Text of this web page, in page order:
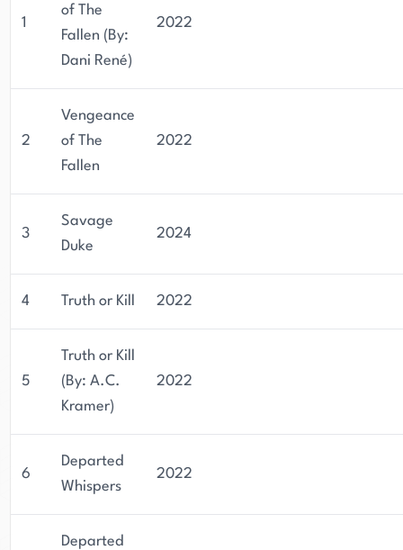
1
of The
Fallen (By:
Dani René)
2022
2
Vengeance
of The
Fallen
2022
3
Savage
Duke
2024
4 Truth or Kill 2022
5
Truth or Kill
(By: A.C.
Kramer)
2022
6
Departed
Whispers
2022
Departed